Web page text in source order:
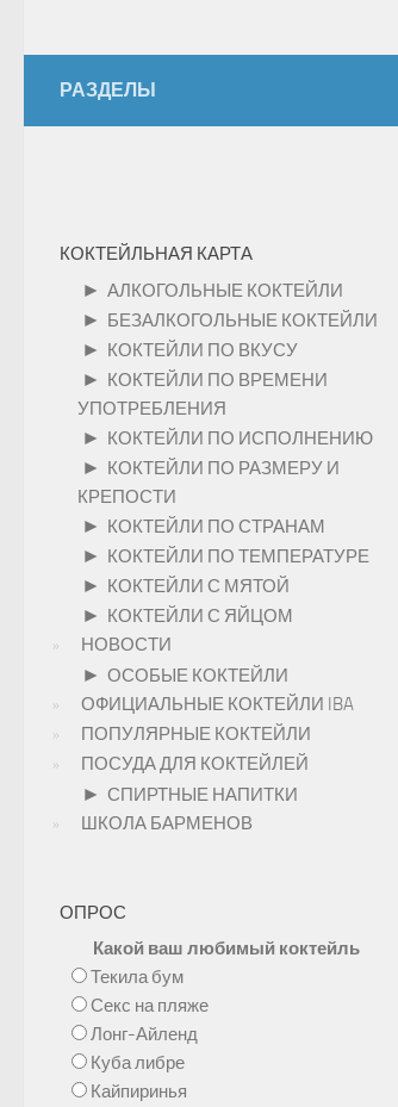
РАЗДЕЛЫ
КОКТЕЙЛЬНАЯ КАРТА
► АЛКОГОЛЬНЫЕ КОКТЕЙЛИ
► БЕЗАЛКОГОЛЬНЫЕ КОКТЕЙЛИ
► КОКТЕЙЛИ ПО ВКУСУ
► КОКТЕЙЛИ ПО ВРЕМЕНИ
УПОТРЕБЛЕНИЯ
► КОКТЕЙЛИ ПО ИСПОЛНЕНИЮ
► КОКТЕЙЛИ ПО РАЗМЕРУ И
КРЕПОСТИ
► КОКТЕЙЛИ ПО СТРАНАМ
► КОКТЕЙЛИ ПО ТЕМПЕРАТУРЕ
► КОКТЕЙЛИ С МЯТОЙ
► КОКТЕЙЛИ С ЯЙЦОМ
НОВОСТИ
► ОСОБЫЕ КОКТЕЙЛИ
ОФИЦИАЛЬНЫЕ КОКТЕЙЛИ IBA
ПОПУЛЯРНЫЕ КОКТЕЙЛИ
ПОСУДА ДЛЯ КОКТЕЙЛЕЙ
► СПИРТНЫЕ НАПИТКИ
ШКОЛА БАРМЕНОВ
ОПРОС
Какой ваш любимый коктейль
Текила бум
Секс на пляже
Лонг-Айленд
Куба либре
Кайпиринья